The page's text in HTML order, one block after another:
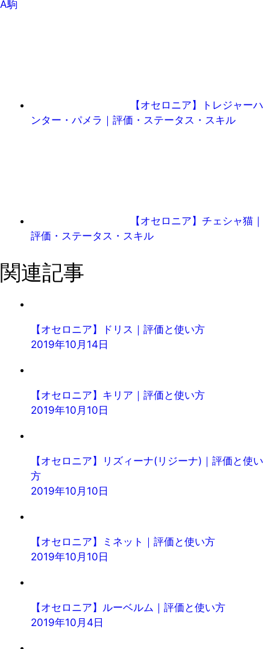
A駒
【オセロニア】トレジャーハ
ンター・パメラ｜評価・ステータス・スキル
【オセロニア】チェシャ猫｜
評価・ステータス・スキル
関連記事
【オセロニア】ドリス｜評価と使い方
2019年10月14日
【オセロニア】キリア｜評価と使い方
2019年10月10日
【オセロニア】リズィーナ(リジーナ)｜評価と使い
方
2019年10月10日
【オセロニア】ミネット｜評価と使い方
2019年10月10日
【オセロニア】ルーベルム｜評価と使い方
2019年10月4日